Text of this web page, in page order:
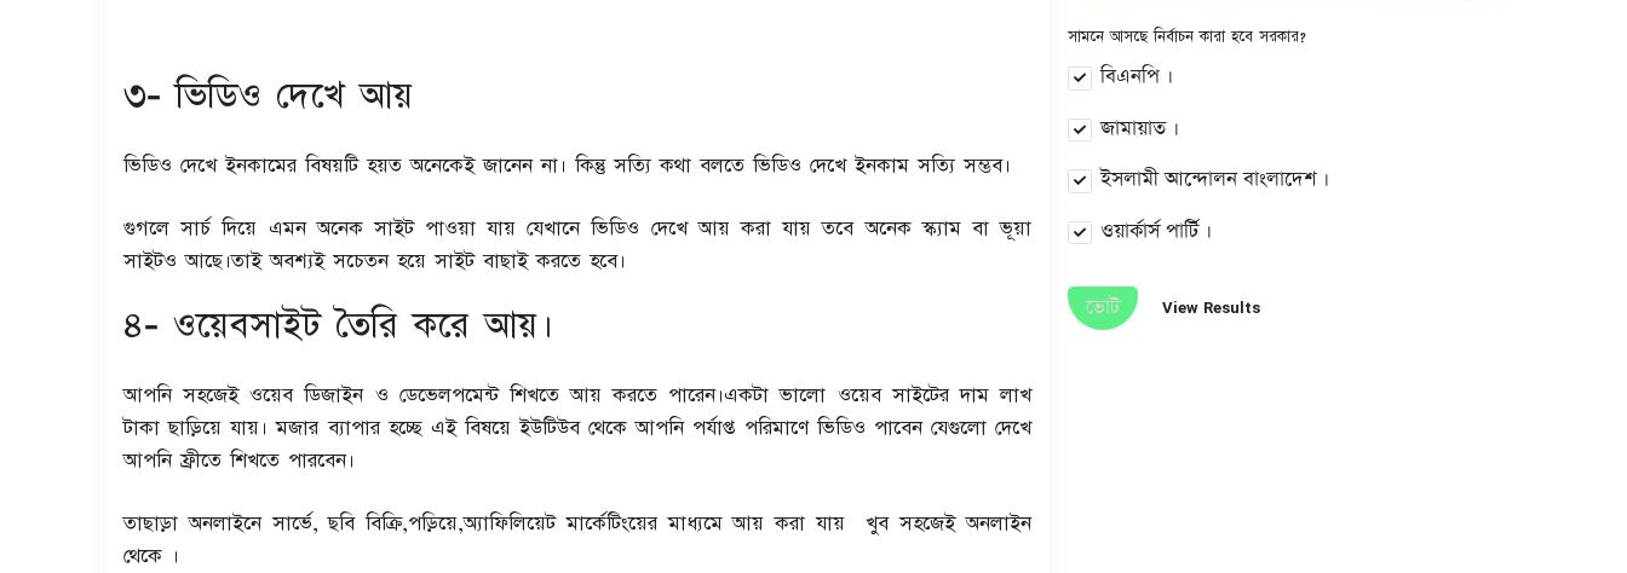
৩- ভিডিও দেখে আয়
ভিডিও দেখে ইনকামের বিষয়টি হয়ত অনেকেই জানেন না। কিন্তু সত্যি কথা বলতে ভিডিও দেখে ইনকাম সত্যি সম্ভব।
গুগলে সার্চ দিয়ে এমন অনেক সাইট পাওয়া যায় যেখানে ভিডিও দেখে আয় করা যায় তবে অনেক স্ক্যাম বা ভূয়া
সাইটও আছে।তাই অবশ্যই সচেতন হয়ে সাইট বাছাই করতে হবে।
৪- ওয়েবসাইট তৈরি করে আয়।
আপনি সহজেই ওয়েব ডিজাইন ও ডেভেলপমেন্ট শিখতে আয় করতে পারেন।একটা ভালো ওয়েব সাইটের দাম লাখ
টাকা ছাড়িয়ে যায়। মজার ব্যাপার হচ্ছে এই বিষয়ে ইউটিউব থেকে আপনি পর্যাপ্ত পরিমাণে ভিডিও পাবেন যেগুলো দেখে
আপনি ফ্রীতে শিখতে পারবেন।
তাছাড়া অনলাইনে সার্ভে, ছবি বিক্রি,পড়িয়ে,অ্যাফিলিয়েট মার্কেটিংয়ের মাধ্যমে আয় করা যায় খুব সহজেই অনলাইন
থেকে ।
সামনে আসছে নির্বাচন কারা হবে সরকার?
বিএনপি ।
জামায়াত ।
ইসলামী আন্দোলন বাংলাদেশ ।
ওয়ার্কার্স পার্টি ।
ভোট View Results